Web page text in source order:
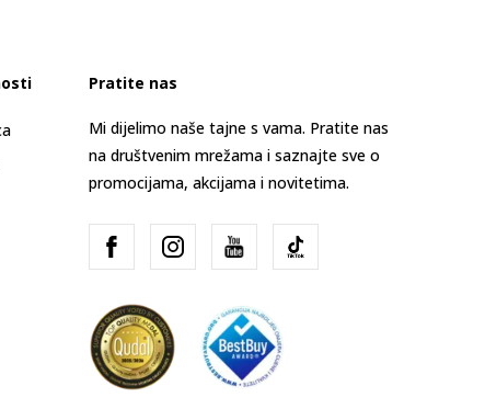
Pratite nas
Mi dijelimo naše tajne s vama. Pratite nas
na društvenim mrežama i saznajte sve o
promocijama, akcijama i novitetima.